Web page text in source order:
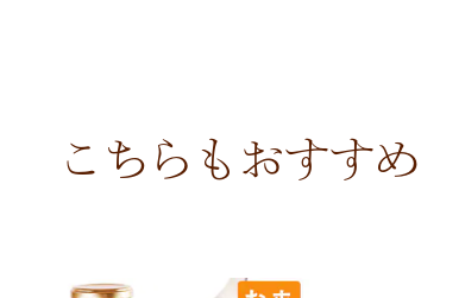
こちらもおすすめ